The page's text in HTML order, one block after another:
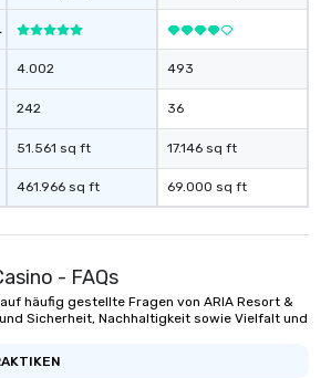
4.002
242
51.561 sq ft
461.966 sq ft
493
36
17.146 sq ft
69.000 sq ft
- FAQs
häufig gestellte Fragen von ARIA Resort &
Sicherheit, Nachhaltigkeit sowie Vielfalt und